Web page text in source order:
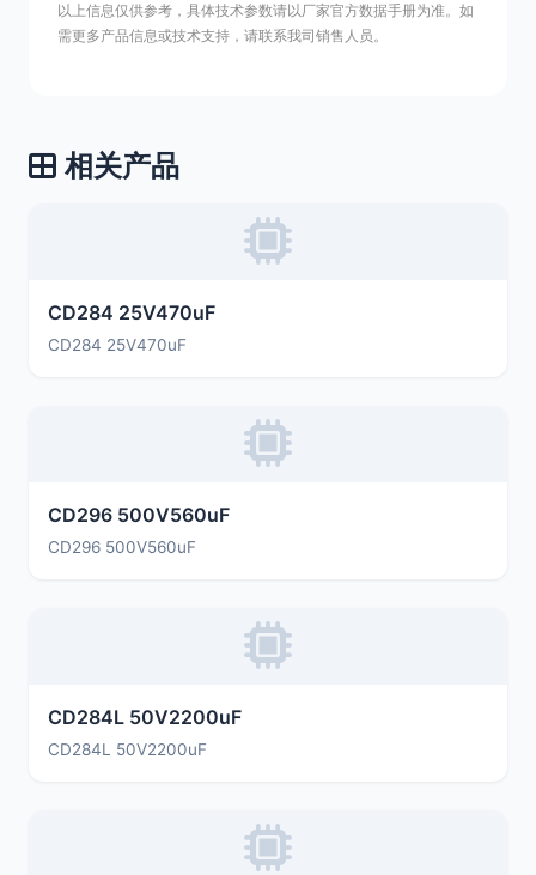
以上信息仅供参考，具体技术参数请以厂家官方数据手册为准。如
需更多产品信息或技术支持，请联系我司销售人员。
相关产品
CD284 25V470uF
CD284 25V470uF
CD296 500V560uF
CD296 500V560uF
CD284L 50V2200uF
CD284L 50V2200uF